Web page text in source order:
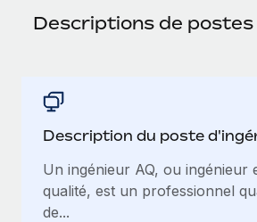
Intégrez vos RH aux flux de travail
Connectez n'importe quel outil d’IA
Intégrations
Rationalisez vos processus avec
Entreprises intermédiaires
TRAVAILLONS ENSEMBLE
Webinaires
Italiano
日本語
中文（简体）
Descriptions de
Description du poste
Un ingénieur AQ, ou ingénieur
qualité, est un professionnel
de...